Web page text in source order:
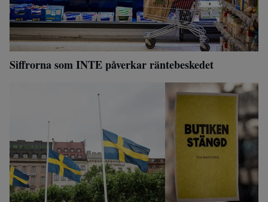
Siffrorna som INTE påverkar räntebeskedet